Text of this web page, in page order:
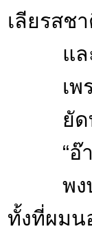
เลียรสช
และก็
เพรา
ยัดท่อ
“อ๊าส์
พงษ์พลิ
ทั้งที่ผมน